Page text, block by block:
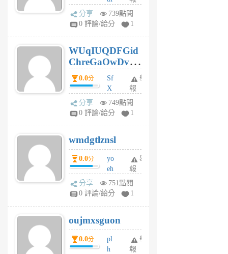
jt
gl
個
月
前
分享
739點閱
0 評論/給分
1
WUqIUQDFGid
ChreGaOwDv
dY0.0分
Sf
X
Pe
Jc
R
P
m
v
A
V
個
月
前
舉
報
分享
749點閱
0 評論/給分
1
wmdgtlznsl
0.0分
yo
eh
ld
gy
個
月
前
舉
報
分享
751點閱
0 評論/給分
1
oujmxsguon
0.0分
pl
h
舉
報